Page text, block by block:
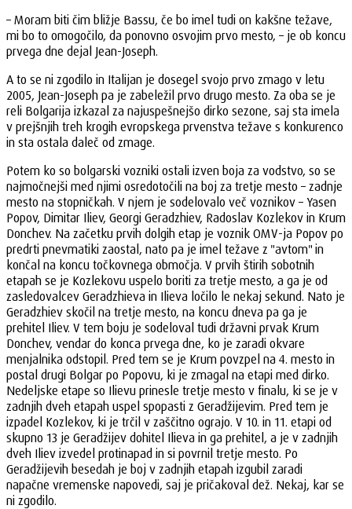
– Moram biti čim bližje Bassu, če bo imel tudi on kakšne težave,
mi bo to omogočilo, da ponovno osvojim prvo mesto, – je ob koncu
prvega dne dejal Jean-Joseph.
A to se ni zgodilo in Italijan je dosegel svojo prvo zmago v letu
2005, Jean-Joseph pa je zabeležil prvo drugo mesto. Za oba se je
reli Bolgarija izkazal za najuspešnejšo dirko sezone, saj sta imela
v prejšnjih treh krogih evropskega prvenstva težave s konkurenco
in sta ostala daleč od zmage.
Potem ko so bolgarski vozniki ostali izven boja za vodstvo, so se
najmočnejši med njimi osredotočili na boj za tretje mesto – zadnje
mesto na stopničkah. V njem je sodelovalo več voznikov – Yasen
Popov, Dimitar Iliev, Georgi Geradzhiev, Radoslav Kozlekov in Krum
Donchev. Na začetku prvih dolgih etap je voznik OMV-ja Popov po
predrti pnevmatiki zaostal, nato pa je imel težave z "avtom" in
končal na koncu točkovnega območja. V prvih štirih sobotnih
etapah se je Kozlekovu uspelo boriti za tretje mesto, a ga je od
zasledovalcev Geradzhieva in Ilieva ločilo le nekaj sekund. Nato je
Geradzhiev skočil na tretje mesto, na koncu dneva pa ga je
prehitel Iliev. V tem boju je sodeloval tudi državni prvak Krum
Donchev, vendar do konca prvega dne, ko je zaradi okvare
menjalnika odstopil. Pred tem se je Krum povzpel na 4. mesto in
postal drugi Bolgar po Popovu, ki je zmagal na etapi med dirko.
Nedeljske etape so Ilievu prinesle tretje mesto v finalu, ki se je v
zadnjih dveh etapah uspel spopasti z Geradžijevim. Pred tem je
izpadel Kozlekov, ki je trčil v zaščitno ograjo. V 10. in 11. etapi od
skupno 13 je Geradžijev dohitel Ilieva in ga prehitel, a je v zadnjih
dveh Iliev izvedel protinapad in si povrnil tretje mesto. Po
Geradžijevih besedah je boj v zadnjih etapah izgubil zaradi
napačne vremenske napovedi, saj je pričakoval dež. Nekaj, kar se
ni zgodilo.